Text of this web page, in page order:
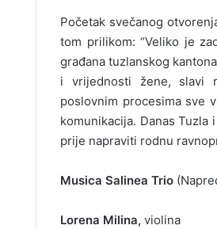
Početak svečanog
tom prilikom: “Veliko je
građana tuzlanskog
i vrijednosti žene, slavi
poslovnim procesima sve
komunikacija. Danas
prije napraviti rodnu
Musica Salinea Trio
Lorena Milina, violina